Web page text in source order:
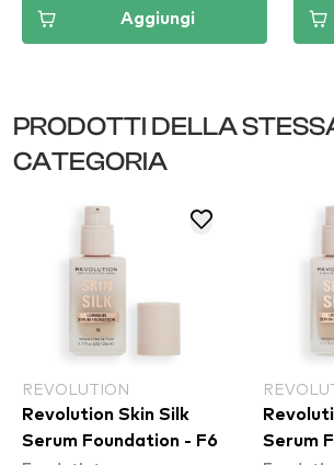
Aggiungi
PRODOTTI DELLA
CATEGORIA
REVOLUTION
Revolution Skin Silk
Serum Foundation - F6
Serum